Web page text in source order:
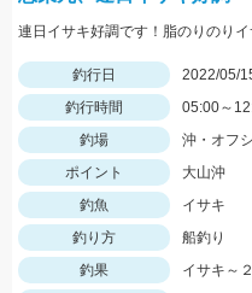
連日イサキ好調です！脂のりのり
釣行日
2022/05/
釣行時間
05:00～
釣場
沖・オフ
ポイント
大山沖
釣魚
イサキ
釣り方
船釣り
釣果
イサキ～